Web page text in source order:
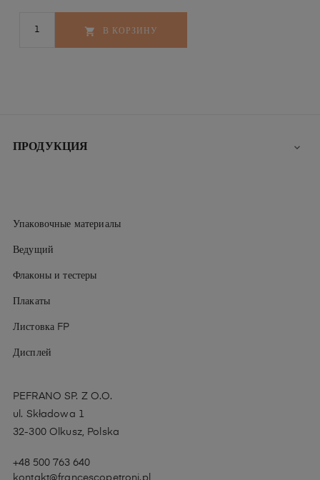
 В КОРЗИНУ
ПРОДУКЦИЯ 
Упаковочные материалы
Ведущий
Флаконы и тестеры
Плакаты
Листовка FP
Дисплей
PEFRANO SP. Z O.O.
ul. Składowa 1
32-300 Olkusz, Polska
+48 500 763 640
kontakt@francescopetroni.pl